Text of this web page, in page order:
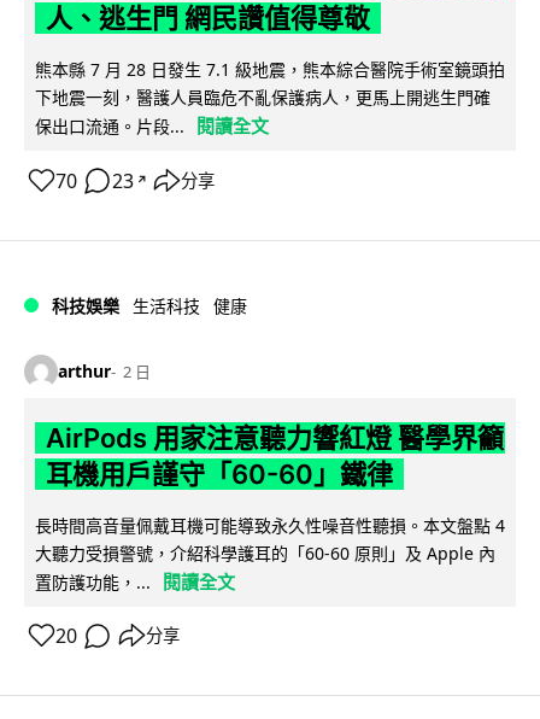
人、逃生門 網民讚值得尊敬
熊本縣 7 月 28 日發生 7.1 級地震，熊本綜合醫院手術室鏡頭拍
下地震一刻，醫護人員臨危不亂保護病人，更馬上開逃生門確
保出口流通。片段...
閱讀全文
70 23 ↗ 分享
科技娛樂 生活科技 健康
arthur 2 日
AirPods 用家注意聽力響紅燈 醫學界籲
耳機用戶謹守「60-60」鐵律
長時間高音量佩戴耳機可能導致永久性噪音性聽損。本文盤點 4
大聽力受損警號，介紹科學護耳的「60-60 原則」及 Apple 內
置防護功能，...
閱讀全文
20 分享